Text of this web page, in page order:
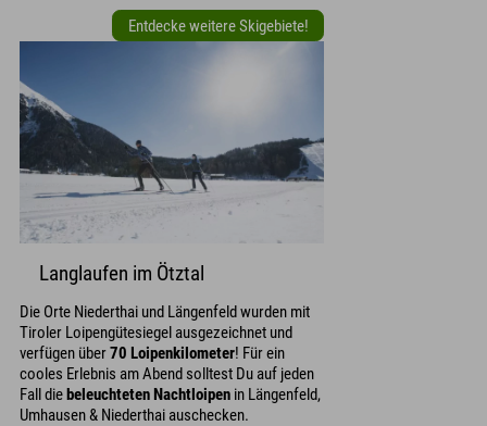
Entdecke weitere Skigebiete!
Langlaufen im Ötztal
Die Orte Niederthai und Längenfeld wurden mit
Tiroler Loipengütesiegel ausgezeichnet und
verfügen über70 Loipenkilometer! Für ein
cooles Erlebnis am Abend solltest Du auf jeden
Fall diebeleuchteten Nachtloipen in Längenfeld,
Umhausen & Niederthai auschecken.